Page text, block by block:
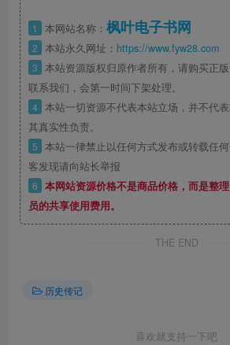
1 本网站名称： 枫叶电子书网
2 本站永久网址： https://www.fyw28.com
3 本站资源版权归原作者所有，请购买正
联系我们，会第一时间下架处理。
4 本站一切资源不代表本站立场，并不代
其真实性负责。
5 本站一律禁止以任何方式发布或转载任
客发现请向站长举报
6 本网站资源价格不是商品价格，而是整
员的共享使用费用。
THE END
历史传记
喜欢就支持一下吧